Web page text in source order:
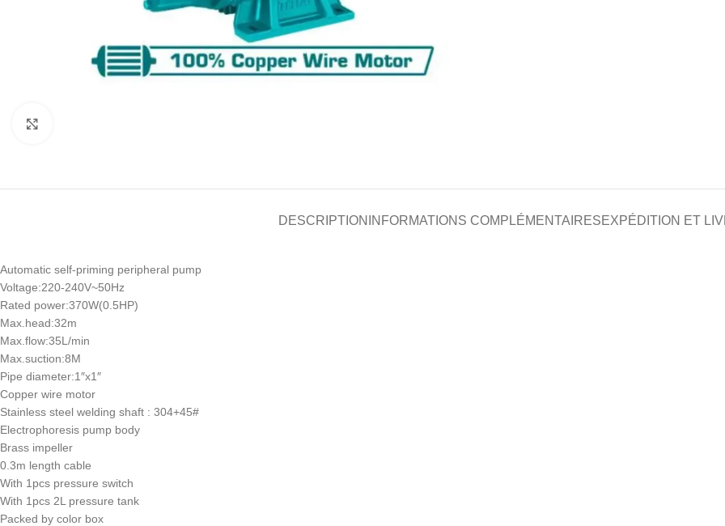
DESCRIPTION INFORMATIONS COMPLÉMENTAIRESEXPÉDITION ET
Automatic self-priming peripheral pump
Voltage:220-240V~50Hz
Rated power:370W(0.5HP)
Max.head:32m
Max.flow:35L/min
Max.suction:8M
Pipe diameter:1″x1″
Copper wire motor
Stainless steel welding shaft : 304+45#
Electrophoresis pump body
Brass impeller
0.3m length cable
With 1pcs pressure switch
With 1pcs 2L pressure tank
Packed by color box